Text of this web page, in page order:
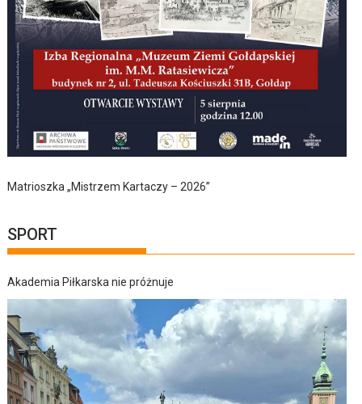
Matrioszka „Mistrzem Kartaczy – 2026”
SPORT
Akademia Piłkarska nie próżnuje